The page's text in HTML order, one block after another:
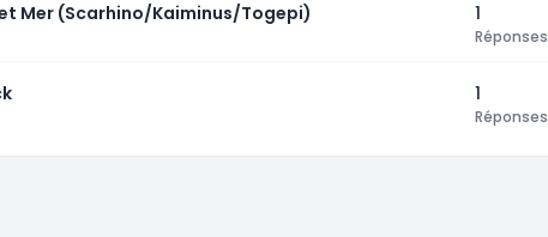
Mer (Scarhino/Kaiminus/Togepi) 1
Réponses
1
Réponses
de tri